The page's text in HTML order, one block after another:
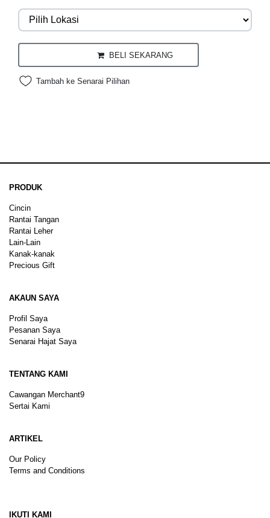
BELI SEKARANG
Tambah ke Senarai Pilihan
PRODUK
Cincin
Rantai Tangan
Rantai Leher
Lain-Lain
Kanak-kanak
Precious Gift
AKAUN SAYA
Profil Saya
Pesanan Saya
Senarai Hajat Saya
TENTANG KAMI
Cawangan Merchant9
Sertai Kami
ARTIKEL
Our Policy
Terms and Conditions
IKUTI KAMI